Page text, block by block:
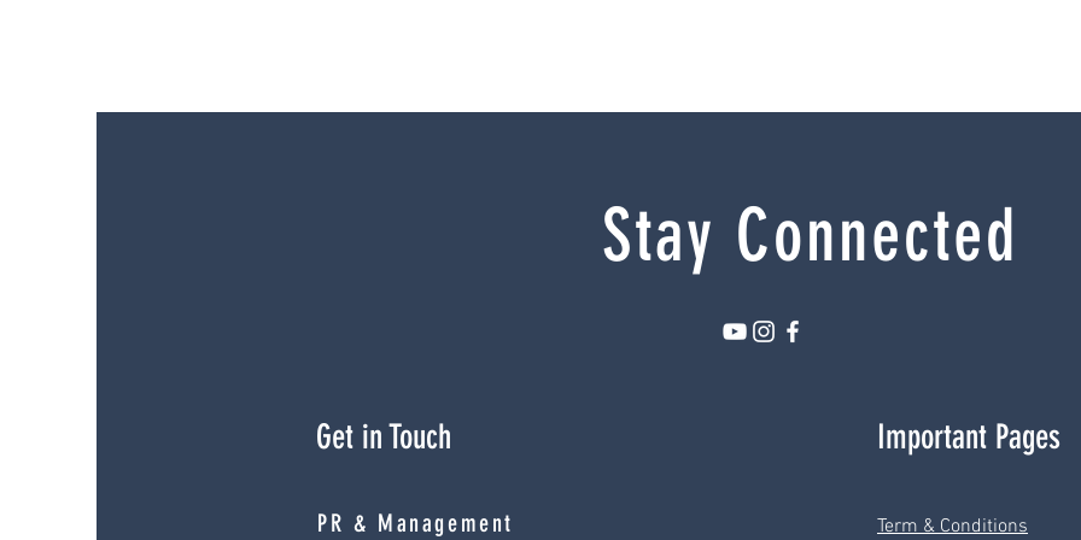
Stay Connected
Get in Touch
PR & Management
Important Pages
Term & Conditions